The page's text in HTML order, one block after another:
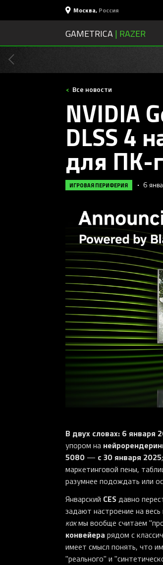
Москва, Россия
GAMETRICA | RAZER
Все новости
NVIDIA
DLSS 4
для ПК-
ИГРОВАЯ ПЕРИФЕРИЯ • 6
В двух словах: 6 января
упором на
5080 — с 30 января 2025;
маркетинговой пены,
разумнее подождать или
Январский CESдавно
задают настроение на весь
какмы вообще считаем
конвейера рядом с
имеет смысл понять, что
"реального" и